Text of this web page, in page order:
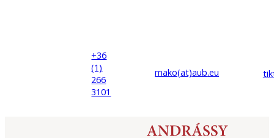
+36
(1)
266
3101
mako(at)aub.eu